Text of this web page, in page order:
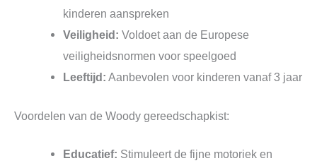
kinderen aanspreken
Veiligheid: Voldoet aan de Europese
veiligheidsnormen voor speelgoed
Leeftijd: Aanbevolen voor kinderen vanaf 3 jaar
Voordelen van de Woody gereedschapkist:
Educatief: Stimuleert de fijne motoriek en